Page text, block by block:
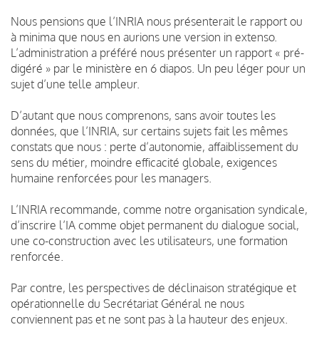
Nous pensions que l’INRIA nous présenterait le rapport ou
à minima que nous en aurions une version in extenso.
L’administration a préféré nous présenter un rapport « pré-
digéré » par le ministère en 6 diapos. Un peu léger pour un
sujet d’une telle ampleur.
D’autant que nous comprenons, sans avoir toutes les
données, que l’INRIA, sur certains sujets fait les mêmes
constats que nous : perte d’autonomie, affaiblissement du
sens du métier, moindre efficacité globale, exigences
humaine renforcées pour les managers.
L’INRIA recommande, comme notre organisation syndicale,
d’inscrire l’IA comme objet permanent du dialogue social,
une co-construction avec les utilisateurs, une formation
renforcée.
Par contre, les perspectives de déclinaison stratégique et
opérationnelle du Secrétariat Général ne nous
conviennent pas et ne sont pas à la hauteur des enjeux.